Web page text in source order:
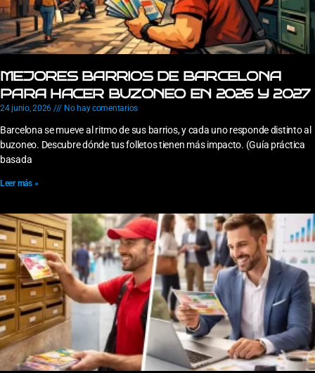
MEJORES BARRIOS DE BARCELONA
PARA HACER BUZONEO EN 2026 Y 2027
24 junio, 2026 No hay comentarios
Barcelona se mueve al ritmo de sus barrios, y cada uno responde distinto al
buzoneo. Descubre dónde tus folletos tienen más impacto. (Guía práctica
basada
Leer más »